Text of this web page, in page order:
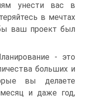
унести вас в
в мечтах
ваш проект был
- это
больших и
вы делаете
и даже год,